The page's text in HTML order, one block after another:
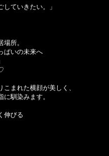
していきたい。」
場所。
ぱいの未来へ
まれた横顔が美しく、
馴染みます。
伸びる